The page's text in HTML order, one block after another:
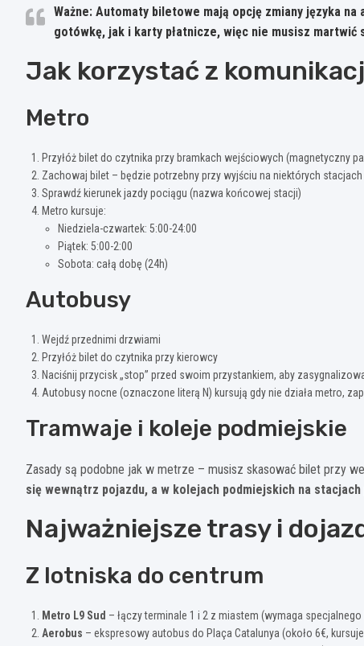
Ważne: Automaty biletowe mają opcję zmiany języka
gotówkę, jak i karty płatnicze, więc nie musisz martwić
Jak korzystać z
Metro
Przyłóż bilet do czytnika przy bramkach wejściowych (magnetyczny
Zachowaj bilet – będzie potrzebny przy wyjściu na niektórych stacjach
Sprawdź kierunek jazdy pociągu (nazwa końcowej stacji)
Metro kursuje:
Niedziela-czwartek: 5:00-24:00
Piątek: 5:00-2:00
Sobota: całą dobę (24h)
Autobusy
Wejdź przednimi drzwiami
Przyłóż bilet do czytnika przy kierowcy
Naciśnij przycisk „stop” przed swoim przystankiem, aby
Autobusy nocne (oznaczone literą N) kursują gdy nie działa metro,
Tramwaje i koleje podmiejskie
Zasady są podobne jak w metrze – musisz skasować bilet przy
się wewnątrz pojazdu, a w kolejach podmiejskich na
Najważniejsze trasy i
Z lotniska do centrum
Metro L9 Sud – łączy terminale 1 i 2 z miastem (wymaga
Aerobus – ekspresowy autobus do Plaça Catalunya (około 6€,